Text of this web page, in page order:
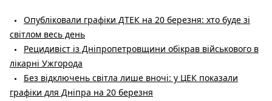
Опубліковали графіки ДТЕК на 20 березня: хто буде зі
світлом весь день
Рецидивіст із Дніпропетровщини обікрав військового в
лікарні Ужгорода
Без відключень світла лише вночі: у ЦЕК показали
графіки для Дніпра на 20 березня